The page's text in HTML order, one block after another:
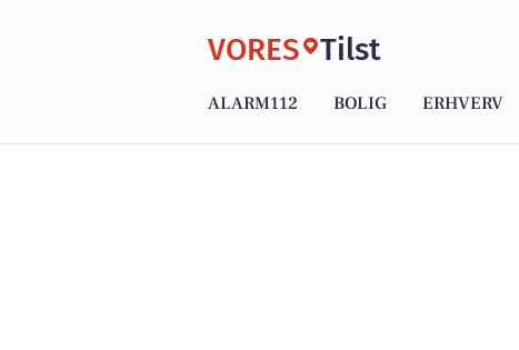
VORES Tilst
ALARM112 BOLIG ERHVERV